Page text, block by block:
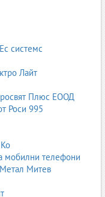
от зърнени
минерали и други
пълноценна
развитие – от
за
животни.
защото не е
Освен това, при
е научно
резултати.
системс
Лайт
Плюс ЕООД
Роси 995
мобилни телефони
Митев